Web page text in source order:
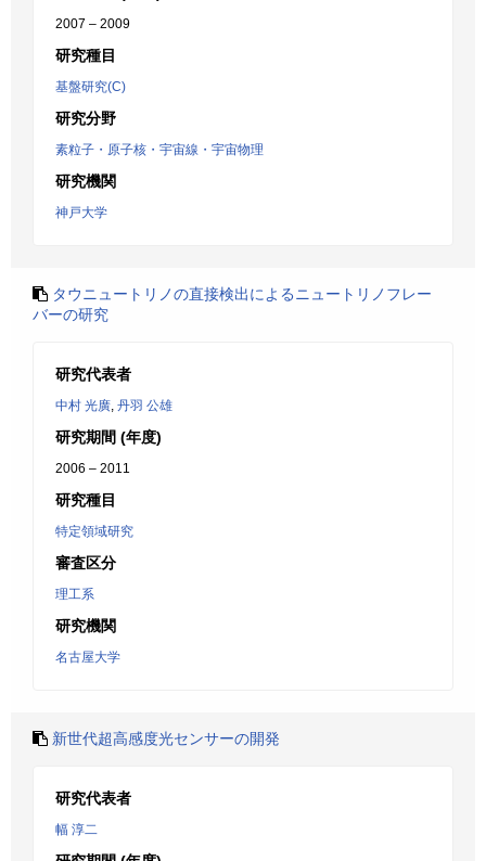
2007 – 2009
研究種目
基盤研究(C)
研究分野
素粒子・原子核・宇宙線・宇宙物理
研究機関
神戸大学
タウニュートリノの直接検出によるニュートリノフレー
バーの研究
研究代表者
中村 光廣, 丹羽 公雄
研究期間 (年度)
2006 – 2011
研究種目
特定領域研究
審査区分
理工系
研究機関
名古屋大学
新世代超高感度光センサーの開発
研究代表者
幅 淳二